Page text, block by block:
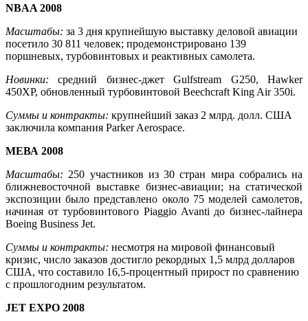
NBAA 2008
Масштабы: за 3 дня крупнейшую выставку деловой авиации
посетило 30 811 человек; продемонстрировано 139
поршневых, турбовинтовых и реактивных самолета.
Новинки: средний бизнес-джет Gulfstream G250, Hawker
450XP, обновленный турбовинтовой Beechcraft King Air 350i.
Суммы и контракты: крупнейший заказ 2 млрд. долл. США
заключила компания Parker Aerospace.
МЕВА 2008
Масштабы: 250 участников из 30 стран мира собрались на
ближневосточной выставке бизнес-авиации; на статической
экспозиции было представлено около 75 моделей самолетов,
начиная от турбовинтового Piaggio Avanti до бизнес-лайнера
Boeing Business Jet.
Суммы и контракты: несмотря на мировой финансовый
кризис, число заказов достигло рекордных 1,5 млрд долларов
США, что составило 16,5-процентный прирост по сравнению
с прошлогодним результатом.
JET EXPO 2008